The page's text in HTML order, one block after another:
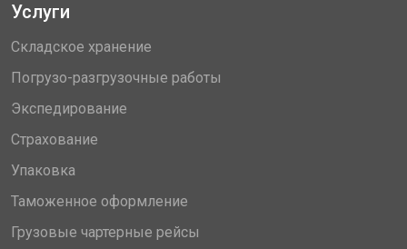
Услуги
Складское хранение
Погрузо-разгрузочные работы
Экспедирование
Страхование
Упаковка
Таможенное оформление
Грузовые чартерные рейсы